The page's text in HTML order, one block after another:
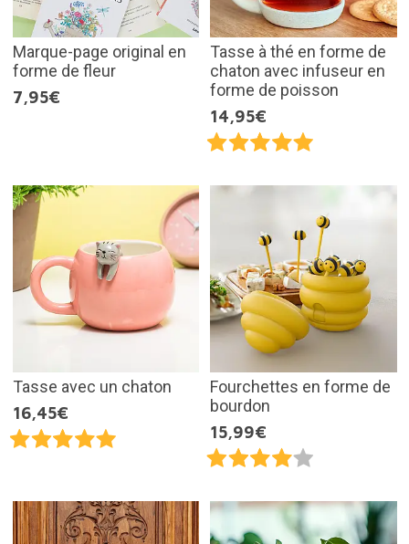
Marque-page original en
forme de fleur
7,95€
Tasse à thé en forme de
chaton avec infuseur en
forme de poisson
14,95€
Tasse avec un chaton
16,45€
Fourchettes en forme de
bourdon
15,99€